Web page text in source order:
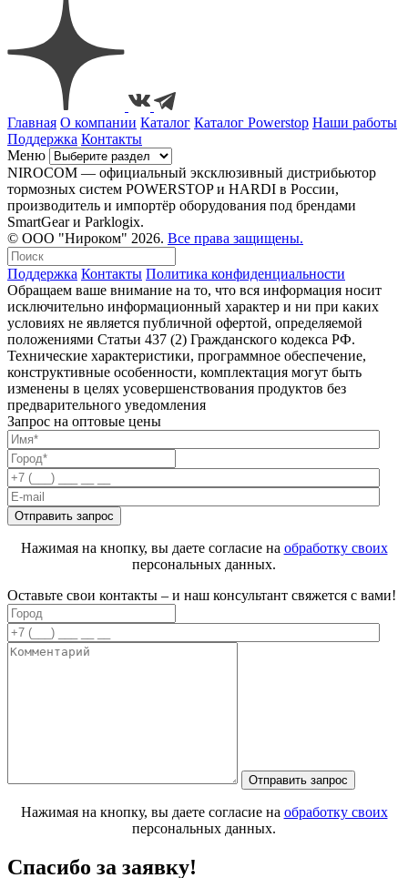
Главная О компании Каталог Каталог Powerstop Наши работы
Поддержка Контакты
Меню
NIROCOM — официальный эксклюзивный дистрибьютор
тормозных систем POWERSTOP и HARDI в России,
производитель и импортёр оборудования под брендами
SmartGear и Parklogix.
© ООО "Нироком" 2026. Все права защищены.
Поддержка Контакты Политика конфиденциальности
Обращаем ваше внимание на то, что вся информация носит
исключительно информационный характер и ни при каких
условиях не является публичной офертой, определяемой
положениями Статьи 437 (2) Гражданского кодекса РФ.
Технические характеристики, программное обеспечение,
конструктивные особенности, комплектация могут быть
изменены в целях усовершенствования продуктов без
предварительного уведомления
Запрос на оптовые цены
Нажимая на кнопку, вы даете согласие на обработку своих
персональных данных.
Оставьте свои контакты – и наш консультант свяжется с вами!
Нажимая на кнопку, вы даете согласие на обработку своих
персональных данных.
Спасибо за заявку!